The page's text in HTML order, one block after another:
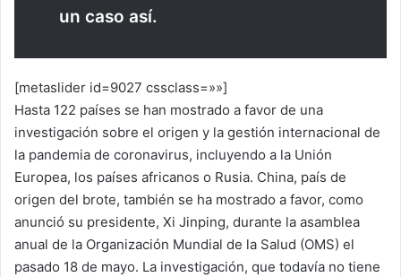
un caso así.
[metaslider id=9027 cssclass=»»]
Hasta 122 países se han mostrado a favor de una
investigación sobre el origen y la gestión internacional de
la pandemia de coronavirus, incluyendo a la Unión
Europea, los países africanos o Rusia. China, país de
origen del brote, también se ha mostrado a favor, como
anunció su presidente, Xi Jinping, durante la asamblea
anual de la Organización Mundial de la Salud (OMS) el
pasado 18 de mayo. La investigación, que todavía no tiene